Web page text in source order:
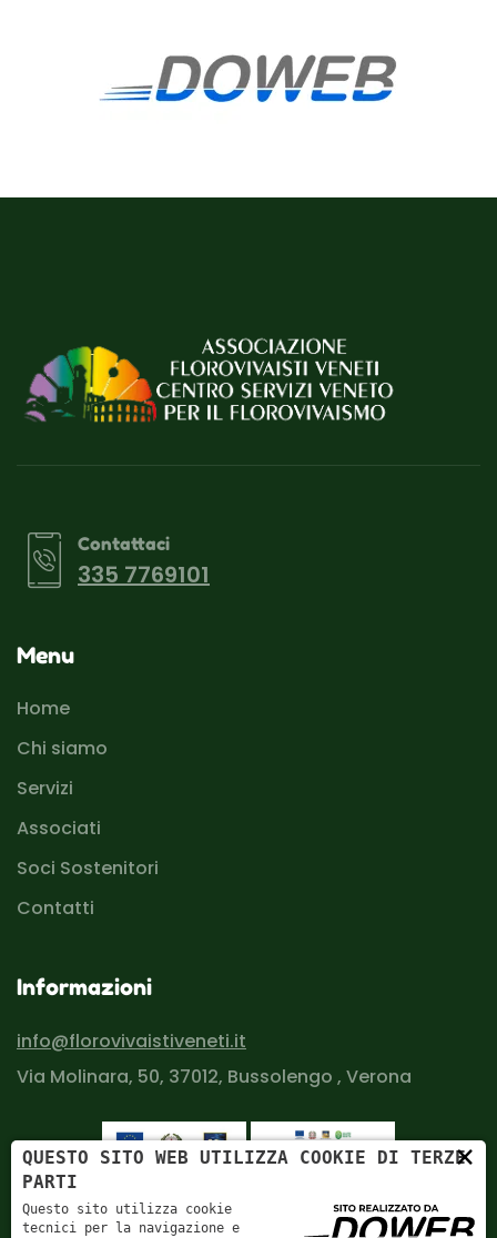
Contattaci
335 7769101
Menu
Home
Chi siamo
Servizi
Associati
Soci Sostenitori
Contatti
Informazioni
info@florovivaistiveneti.it
Via Molinara, 50, 37012, Bussolengo , Verona
×
QUESTO SITO WEB UTILIZZA COOKIE DI TERZE
PARTI
Questo sito utilizza cookie
tecnici per la navigazione e